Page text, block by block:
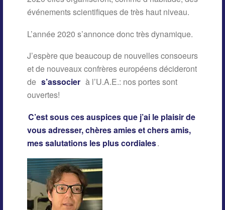
événements scientifiques de très haut niveau.
L’année 2020 s’annonce donc très dynamique.
J’espère que beaucoup de nouvelles consoeurs
et de nouveaux confrères européens décideront
de s’associer à l’U.A.E.: nos portes sont
ouvertes!
C’est sous ces auspices que j’ai le plaisir de
vous adresser, chères amies et chers amis,
mes salutations les plus cordiales.